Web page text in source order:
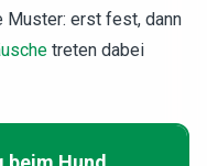
erst fest, dann
treten dabei